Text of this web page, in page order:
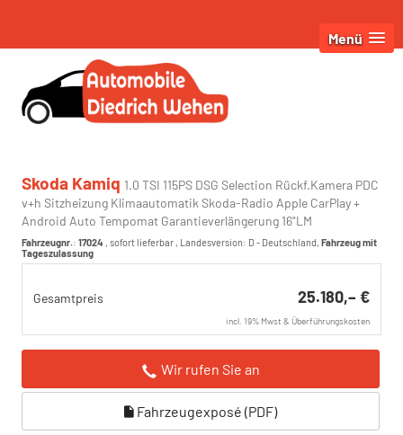
Menü
Skoda Kamiq 1.0 TSI 115PS DSG Selection Rückf.Kamera PDC
v+h Sitzheizung Klimaautomatik Skoda-Radio Apple CarPlay +
Android Auto Tempomat Garantieverlängerung 16"LM
Fahrzeugnr.: 17024 , sofort lieferbar , Landesversion: D - Deutschland, Fahrzeug mit
Tageszulassung
Gesamtpreis 25.180,– €
incl. 19% Mwst & Überführungskosten
Wir rufen Sie an
Fahrzeugexposé (PDF)